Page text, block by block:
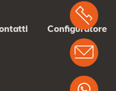
Configuratore